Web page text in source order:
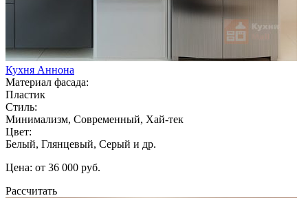
Кухня Аннона
Материал фасада:
Пластик
Стиль:
Минимализм, Современный, Хай-тек
Цвет:
Белый, Глянцевый, Серый и др.
Цена: от 36 000 руб.
Рассчитать